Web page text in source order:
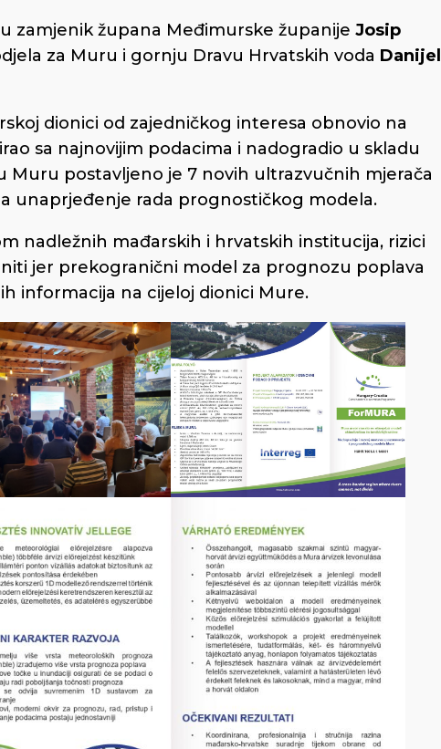
zamjenik župana Međimurske županije Josip
za Muru i gornju Dravu Hrvatskih voda Danijel
dionici od zajedničkog interesa obnovio na
sa najnovijim podacima i nadogradio u skladu
postavljeno je 7 novih ultrazvučnih mjerača
unaprjeđenje rada prognostičkog modela.
nadležnih mađarskih i hrvatskih institucija, rizici
jer prekogranični model za prognozu poplava
informacija na cijeloj dionici Mure.